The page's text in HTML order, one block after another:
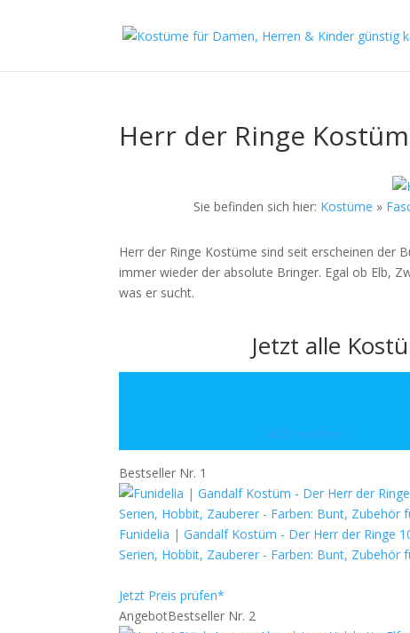
Herr der Ringe
Sie befinden sich hier: Kostüme »
Herr der Ringe Kostüme sind seit erscheinen der
immer wieder der absolute Bringer. Egal ob Elb,
was er sucht.
Jetzt alle
Jetzt ansehen
Bestseller Nr. 1
Funidelia | Gandalf Kostüm - Der Herr der Ringe
Serien, Hobbit, Zauberer - Farben: Bunt, Zubehör
Jetzt Preis prüfen*
AngebotBestseller Nr. 2